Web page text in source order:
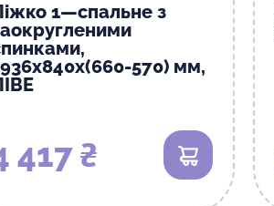
1—спальне з
570) мм,
417 ₴ В кошик